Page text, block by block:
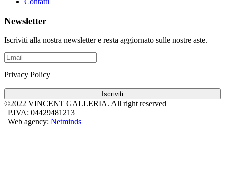
Newsletter
Iscriviti alla nostra newsletter e resta aggiornato sulle nostre aste.
Privacy Policy
Iscriviti
©2022 VINCENT GALLERIA. All right reserved
P.IVA: 04429481213
Web agency: Netminds